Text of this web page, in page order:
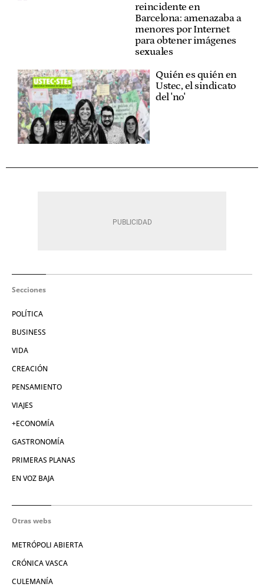
reincidente en
Barcelona: amenazaba a
menores por Internet
para obtener imágenes
sexuales
Quién es quién en
Ustec, el sindicato
del 'no'
Secciones
POLÍTICA
BUSINESS
VIDA
CREACIÓN
PENSAMIENTO
VIAJES
+ECONOMÍA
GASTRONOMÍA
PRIMERAS PLANAS
EN VOZ BAJA
Otras webs
METRÓPOLI ABIERTA
CRÓNICA VASCA
CULEMANÍA